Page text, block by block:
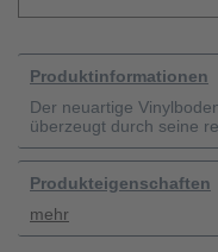
Produktinformationen
Der neuartige
überzeugt durch seine
Produkteigenschaften
mehr